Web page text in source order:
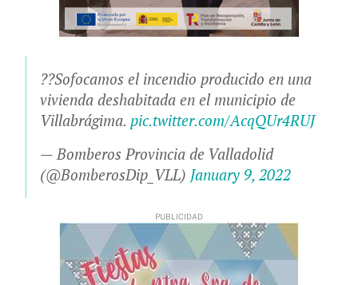
??Sofocamos el incendio producido en una
vivienda deshabitada en el municipio de
Villabrágima. pic.twitter.com/AcqQUr4RUJ
— Bomberos Provincia de Valladolid
(@BomberosDip_VLL) January 9, 2022